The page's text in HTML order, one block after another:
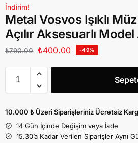
İndirim!
Metal Vosvos Işıklı
Açılır Aksesuarlı
₺790.00 ₺400.00 -49%
10.000 ₺ Üzeri Siparişleriniz Ücretsiz
14 Gün İçinde Değişim veya İade
15.30’a Kadar Verilen Siparişler Aynı